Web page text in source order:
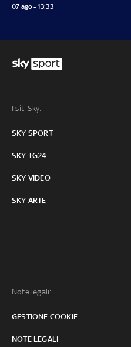
07 ago - 13:33
I siti Sky:
SKY SPORT
SKY TG24
SKY VIDEO
SKY ARTE
Note legali:
GESTIONE COOKIE
NOTE LEGALI